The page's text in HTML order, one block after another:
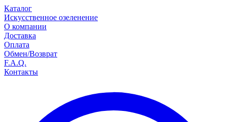
Каталог
Искусственное озеленение
О компании
Доставка
Оплата
Обмен/Возврат
F.A.Q.
Контакты